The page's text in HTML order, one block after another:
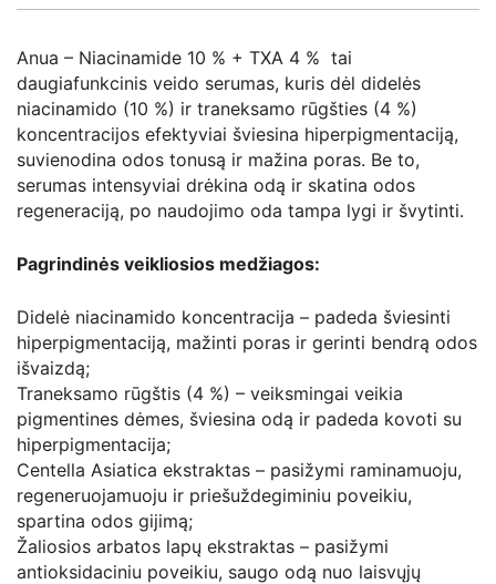
Anua – Niacinamide 10 % + TXA 4 % tai
daugiafunkcinis veido serumas, kuris dėl didelės
niacinamido (10 %) ir traneksamo rūgšties (4 %)
koncentracijos efektyviai šviesina hiperpigmentaciją,
suvienodina odos tonusą ir mažina poras. Be to,
serumas intensyviai drėkina odą ir skatina odos
regeneraciją, po naudojimo oda tampa lygi ir švytinti.
Pagrindinės veikliosios medžiagos:
Didelė niacinamido koncentracija – padeda šviesinti
hiperpigmentaciją, mažinti poras ir gerinti bendrą odos
išvaizdą;
Traneksamo rūgštis (4 %) – veiksmingai veikia
pigmentines dėmes, šviesina odą ir padeda kovoti su
hiperpigmentacija;
Centella Asiatica ekstraktas – pasižymi raminamuoju,
regeneruojamuoju ir priešuždegiminiu poveikiu,
spartina odos gijimą;
Žaliosios arbatos lapų ekstraktas – pasižymi
antioksidaciniu poveikiu, saugo odą nuo laisvųjų